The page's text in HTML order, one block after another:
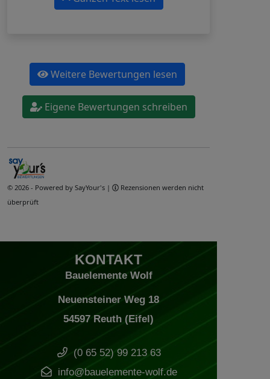
KONTAKT
Bauelemente Wolf
Neuensteiner Weg 18
54597 Reuth (Eifel)
(0 65 52) 99 213 63
info@bauelemente-wolf.de